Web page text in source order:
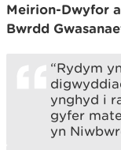
Meirion-Dwyfor
Bwrdd
“Rydym
ynghyd i
gyfer
yn